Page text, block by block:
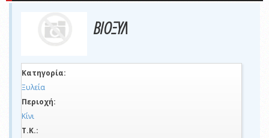
ΒΙΟΞΥΛ
Κατηγορία:
Ξυλεία
Περιοχή:
Κίνι
Τ.Κ.: